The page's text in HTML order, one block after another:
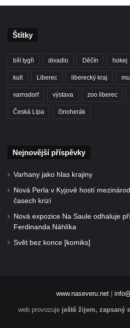
Štítky
bílí tygři divadlo Děčín hokej
kult Liberec liberecký kraj
varnsdorf výstava zoo liberec
Česká Lípa činoherák
Nejnovější příspěvky
Varhany jako hlas krajiny
Nová Perla v Kyjově hostí
časech krizí
Nová expozice Na Saule odhaluje
Ferdinanda Náhlíka
Svět bez konce [komiks]
www.naseveru.net|
web provozuje ještě žijem, zapsaný